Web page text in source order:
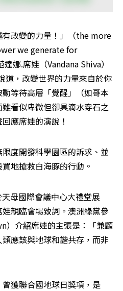
有改變的力量！」（the more
we generate for
娜.席娃（Vandana Shiva）
道，改變世界的力量來自於你
等待高層「覺醒」（如哥本
看似卑微但卻具滴水穿石之
應席娃的演說！
度開發科學園區的訴求、並
地搶救白海豚的行動。
母國際會議中心大禮堂展
親臨會場致詞。澳洲綠黨參
）介紹席娃的主張是：「兼顧
應該與地球和諧共存，而非
獲聯合國地球日獎項，是